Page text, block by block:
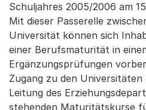
Schuljahres 2005/2006 am
Mit dieser Passerelle
Universität können sich
einer Berufsmaturität in
Ergänzungsprüfungen
Zugang zu den
Leitung des
stehenden Maturitätskurse